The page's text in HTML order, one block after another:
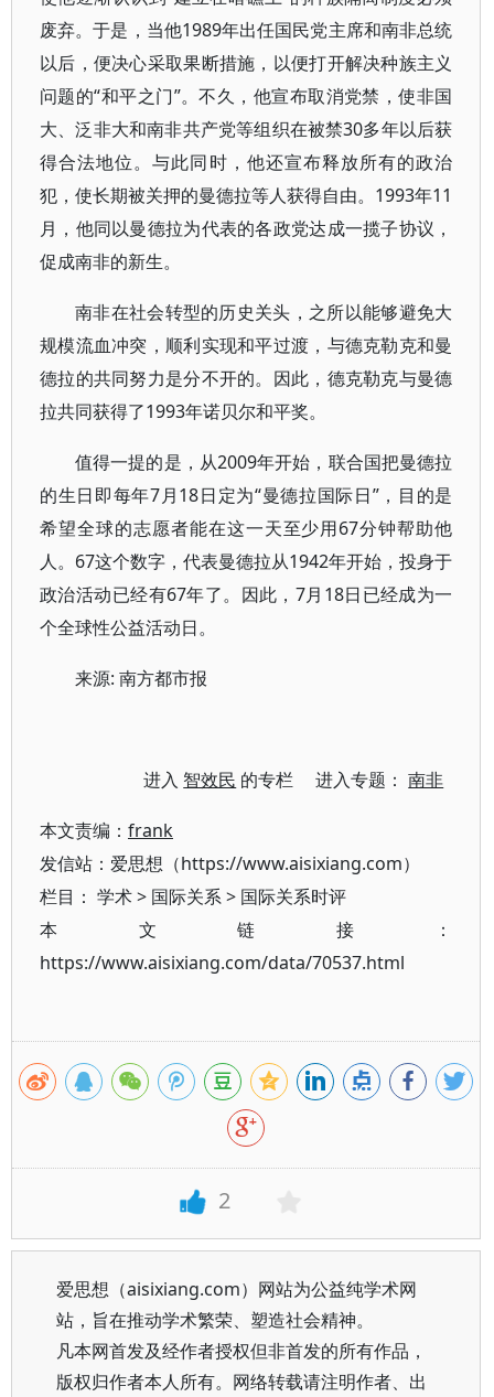
废弃。于是，当他1989年出任国民党主席和南非总统
以后，便决心采取果断措施，以便打开解决种族主义
问题的“和平之门”。不久，他宣布取消党禁，使非国
大、泛非大和南非共产党等组织在被禁30多年以后获
得合法地位。与此同时，他还宣布释放所有的政治
犯，使长期被关押的曼德拉等人获得自由。1993年11
月，他同以曼德拉为代表的各政党达成一揽子协议，
促成南非的新生。
南非在社会转型的历史关头，之所以能够避免大
规模流血冲突，顺利实现和平过渡，与德克勒克和曼
德拉的共同努力是分不开的。因此，德克勒克与曼德
拉共同获得了1993年诺贝尔和平奖。
值得一提的是，从2009年开始，联合国把曼德拉
的生日即每年7月18日定为“曼德拉国际日”，目的是
希望全球的志愿者能在这一天至少用67分钟帮助他
人。67这个数字，代表曼德拉从1942年开始，投身于
政治活动已经有67年了。因此，7月18日已经成为一
个全球性公益活动日。
来源: 南方都市报
进入 智效民 的专栏 进入专题：南非
本文责编： frank
发信站：爱思想（https://www.aisixiang.com）
栏目： 学术> 国际关系> 国际关系时评
本文链接：
https://www.aisixiang.com/data/70537.html
2
爱思想（aisixiang.com）网站为公益纯学术网
站，旨在推动学术繁荣、塑造社会精神。
凡本网首发及经作者授权但非首发的所有作品，
版权归作者本人所有。网络转载请注明作者、出